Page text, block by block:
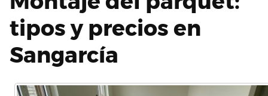
tipos y precios en
Sangarcía